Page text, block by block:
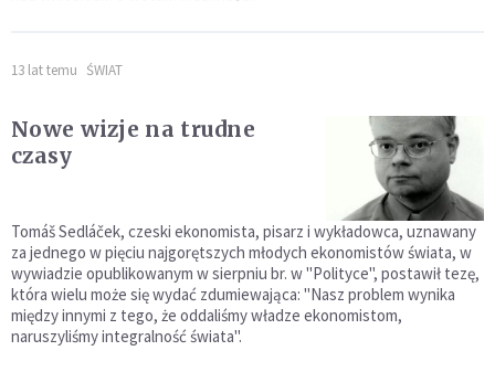
13 lat temu ŚWIAT
Nowe wizje na trudne
czasy
Tomáš Sedláček, czeski ekonomista, pisarz i wykładowca, uznawany
za jednego w pięciu najgorętszych młodych ekonomistów świata, w
wywiadzie opublikowanym w sierpniu br. w "Polityce", postawił tezę,
która wielu może się wydać zdumiewająca: "Nasz problem wynika
między innymi z tego, że oddaliśmy władze ekonomistom,
naruszyliśmy integralność świata".